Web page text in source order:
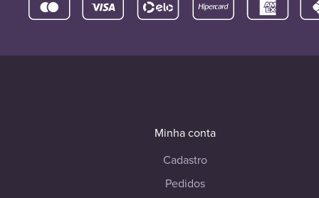
Minha conta
Cadastro
Pedidos